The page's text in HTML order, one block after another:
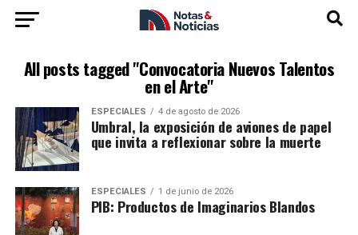
All posts tagged "Convocatoria Nuevos Talentos
en el Arte"
ESPECIALES 4 de agosto de 2026
Umbral, la exposición de aviones de papel
que invita a reflexionar sobre la muerte
ESPECIALES 1 de junio de 2026
PIB: Productos de Imaginarios Blandos